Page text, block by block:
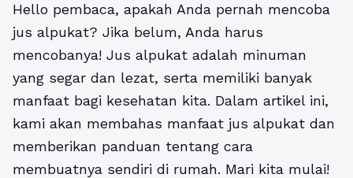
Hello pembaca, apakah Anda pernah mencoba
jus alpukat? Jika belum, Anda harus
mencobanya! Jus alpukat adalah minuman
yang segar dan lezat, serta memiliki banyak
manfaat bagi kesehatan kita. Dalam artikel ini,
kami akan membahas manfaat jus alpukat dan
memberikan panduan tentang cara
membuatnya sendiri di rumah. Mari kita mulai!